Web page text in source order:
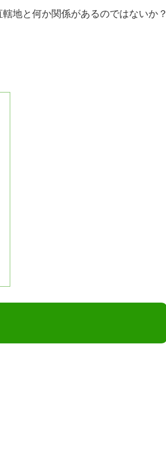
地と何か関係があるのではないか？